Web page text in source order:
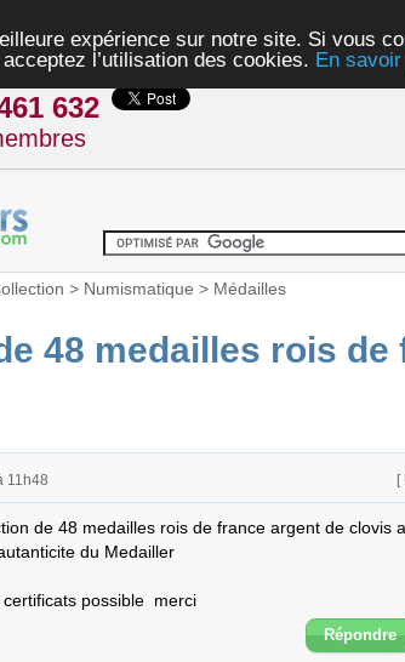
expérience sur notre site. Si vous
l’utilisation des cookies. En
632
> Numismatique > Médailles
48 medailles rois de
11h48 [
de 48 medailles rois de france argent de clovis a
du Medailler
possible  merci
Répondre